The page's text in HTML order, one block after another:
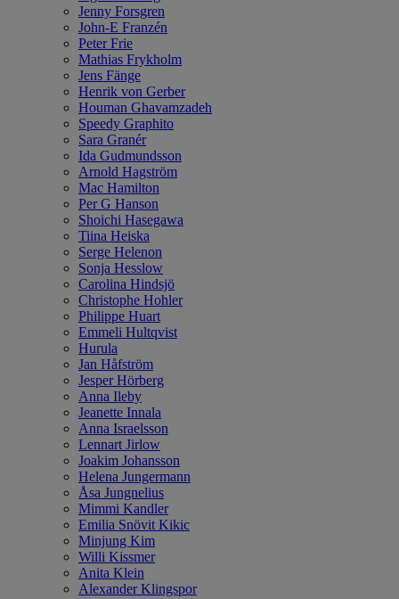
Jenny Forsgren
John-E Franzén
Peter Frie
Mathias Frykholm
Jens Fänge
Henrik von Gerber
Houman Ghavamzadeh
Speedy Graphito
Sara Granér
Ida Gudmundsson
Arnold Hagström
Mac Hamilton
Per G Hanson
Shoichi Hasegawa
Tiina Heiska
Serge Helenon
Sonja Hesslow
Carolina Hindsjö
Christophe Hohler
Philippe Huart
Emmeli Hultqvist
Hurula
Jan Håfström
Jesper Hörberg
Anna Ileby
Jeanette Innala
Anna Israelsson
Lennart Jirlow
Joakim Johansson
Helena Jungermann
Åsa Jungnelius
Mimmi Kandler
Emilia Snövit Kikic
Minjung Kim
Willi Kissmer
Anita Klein
Alexander Klingspor